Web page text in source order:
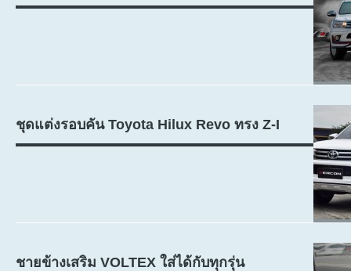
ชุดแต่งรอบคัน Toyota Hilux Revo ทรง Z-I
ชายข้างเสริม VOLTEX ใส่ได้กับทุกรุ่น